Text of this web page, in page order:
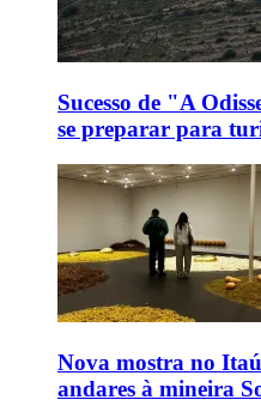
Sucesso de "A
se preparar para
Nova mostra no
andares à mineira